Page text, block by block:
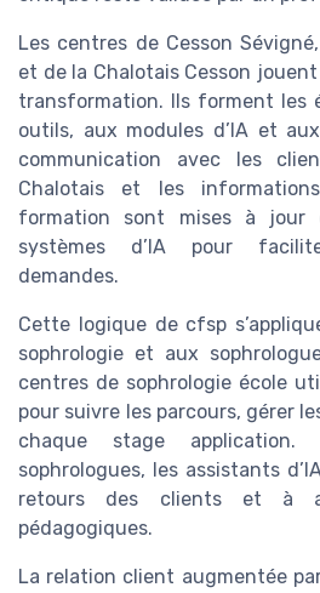
Les centres de Cesson
et de la Chalotais Cesson
transformation. Ils forment les
outils, aux modules d’IA et
communication avec les
Chalotais et les
formation sont mises à jour
systèmes d’IA pour
demandes.
Cette logique de cfsp
sophrologie et aux
centres de sophrologie école
pour suivre les parcours, gérer
chaque stage
sophrologues, les assistants
retours des clients et à
pédagogiques.
La relation client augmentée